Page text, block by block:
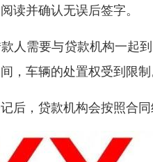
读并确认无误后签字。
人需要与贷款机构一起
，车辆的处置权受到限制
后，贷款机构会按照合